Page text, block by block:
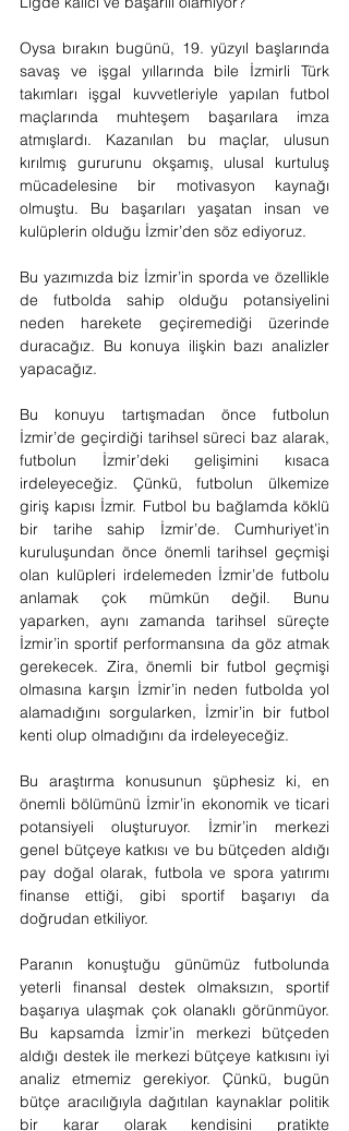
Oysa bırakın bugünü, 19. yüzyıl başlarında
savaş ve işgal yıllarında bile İzmirli Türk
takımları işgal kuvvetleriyle yapılan futbol
maçlarında muhteşem başarılara imza
atmışlardı. Kazanılan bu maçlar, ulusun
kırılmış gururunu okşamış, ulusal kurtuluş
mücadelesine bir motivasyon kaynağı
olmuştu. Bu başarıları yaşatan insan ve
kulüplerin olduğu İzmir’den söz ediyoruz.
Bu yazımızda biz İzmir’in sporda ve özellikle
de futbolda sahip olduğu potansiyelini
neden harekete geçiremediği üzerinde
duracağız. Bu konuya ilişkin bazı analizler
yapacağız.
Bu konuyu tartışmadan önce futbolun
İzmir’de geçirdiği tarihsel süreci baz alarak,
futbolun İzmir’deki gelişimini kısaca
irdeleyeceğiz. Çünkü, futbolun ülkemize
giriş kapısı İzmir. Futbol bu bağlamda köklü
bir tarihe sahip İzmir’de. Cumhuriyet’in
kuruluşundan önce önemli tarihsel geçmişi
olan kulüpleri irdelemeden İzmir’de futbolu
anlamak çok mümkün değil. Bunu
yaparken, aynı zamanda tarihsel süreçte
İzmir’in sportif performansına da göz atmak
gerekecek. Zira, önemli bir futbol geçmişi
olmasına karşın İzmir’in neden futbolda yol
alamadığını sorgularken, İzmir’in bir futbol
kenti olup olmadığını da irdeleyeceğiz.
Bu araştırma konusunun şüphesiz ki, en
önemli bölümünü İzmir’in ekonomik ve ticari
potansiyeli oluşturuyor. İzmir’in merkezi
genel bütçeye katkısı ve bu bütçeden aldığı
pay doğal olarak, futbola ve spora yatırımı
finanse ettiği, gibi sportif başarıyı da
doğrudan etkiliyor.
Paranın konuştuğu günümüz futbolunda
yeterli finansal destek olmaksızın, sportif
başarıya ulaşmak çok olanaklı görünmüyor.
Bu kapsamda İzmir’in merkezi bütçeden
aldığı destek ile merkezi bütçeye katkısını iyi
analiz etmemiz gerekiyor. Çünkü, bugün
bütçe aracılığıyla dağıtılan kaynaklar politik
bir karar olarak kendisini pratikte